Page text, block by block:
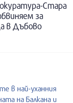
Стара
за
в Дъбово
в най-уханния
на Балкана и